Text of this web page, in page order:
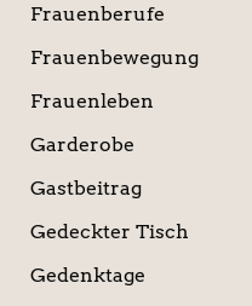
Frauenberufe
Frauenbewegung
Frauenleben
Garderobe
Gastbeitrag
Gedeckter Tisch
Gedenktage